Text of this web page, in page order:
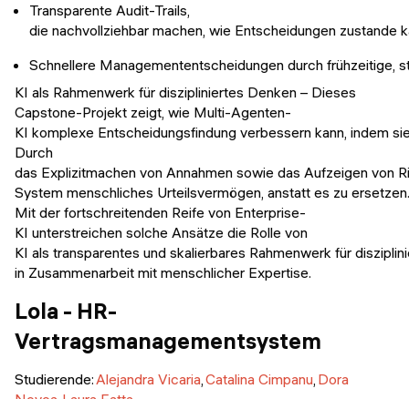
Transparente Audit-Trails,
die nachvollziehbar machen, wie Entscheidungen zustande
Schnellere Managemententscheidungen durch frühzeitige,
KI als Rahmenwerk für diszipliniertes Denken – Dieses
Capstone-Projekt zeigt, wie Multi-Agenten-
KI komplexe Entscheidungsfindung verbessern kann, indem
Durch
das Explizitmachen von Annahmen sowie das Aufzeigen von
System menschliches Urteilsvermögen, anstatt es zu ersetzen.
Mit der fortschreitenden Reife von Enterprise-
KI unterstreichen solche Ansätze die Rolle von
KI als transparentes und skalierbares Rahmenwerk für
in Zusammenarbeit mit menschlicher Expertise.
Lola - HR-
Vertragsmanagementsystem
Studierende: Alejandra Vicaria Catalina Cimpanu Dora